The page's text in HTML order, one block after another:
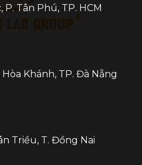
P. Tân Phú, TP. HCM
Hòa Khánh, TP. Đà Nẵng
Triều, T. Đồng Nai